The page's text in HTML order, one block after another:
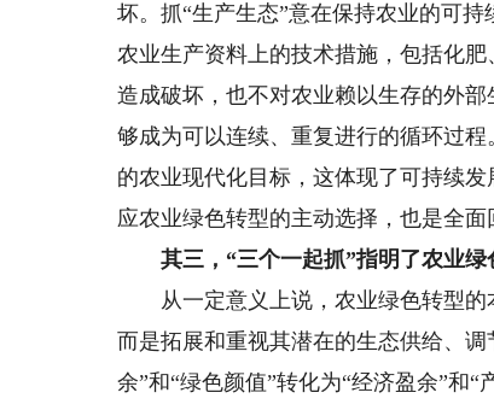
坏。抓“生产生态”意在保持农业的可
农业生产资料上的技术措施，包括化
造成破坏，也不对农业赖以生存的外
够成为可以连续、重复进行的循环过
的农业现代化目标，这体现了可持续
应农业绿色转型的主动选择，也是全面
其三，“三个一起抓”指明了农业绿
从一定意义上说，农业绿色转型的
而是拓展和重视其潜在的生态供给、
余”和“绿色颜值”转化为“经济盈余”和